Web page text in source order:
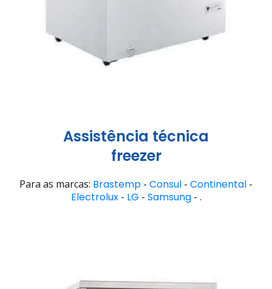
Assistência técnica
freezer
Para as marcas: Brastemp - Consul - Continental -
Electrolux- LG - Samsung- .